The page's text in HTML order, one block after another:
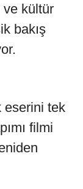
ve kültür
bakış
eserini tek
filmi